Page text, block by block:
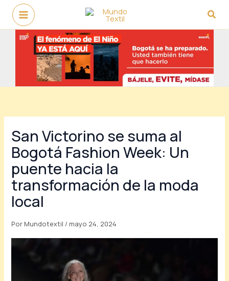
contenido
San Victorino se suma al
Bogotá Fashion Week: Un
puente hacia la
transformación de la moda
local
Por Mundotextil / mayo 24, 2024